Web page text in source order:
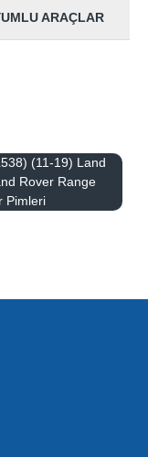
ARAÇLAR
(11-19) Land
Rover Range
Pimleri